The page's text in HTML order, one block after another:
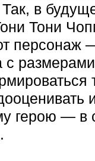
в
Тони
персонаж
с
герою — в